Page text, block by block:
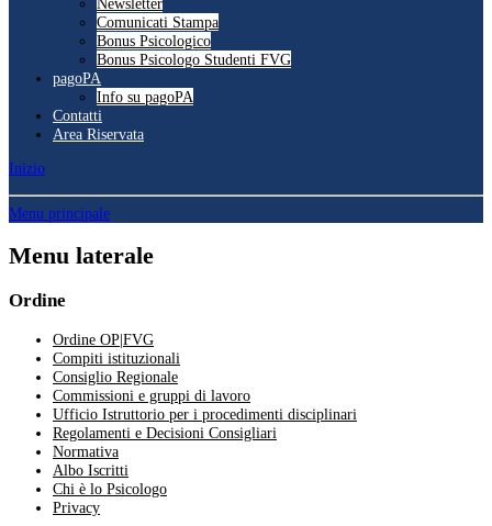
Comunicati Stampa
Bonus Psicologico
Bonus Psicologo Studenti FVG
pagoPA
Info su pagoPA
Contatti
Area Riservata
Inizio
Menu principale
Menu laterale
Ordine
Ordine OP|FVG
Compiti istituzionali
Consiglio Regionale
Commissioni e gruppi di lavoro
Ufficio Istruttorio per i procedimenti disciplinari
Regolamenti e Decisioni Consigliari
Normativa
Albo Iscritti
Chi è lo Psicologo
Privacy